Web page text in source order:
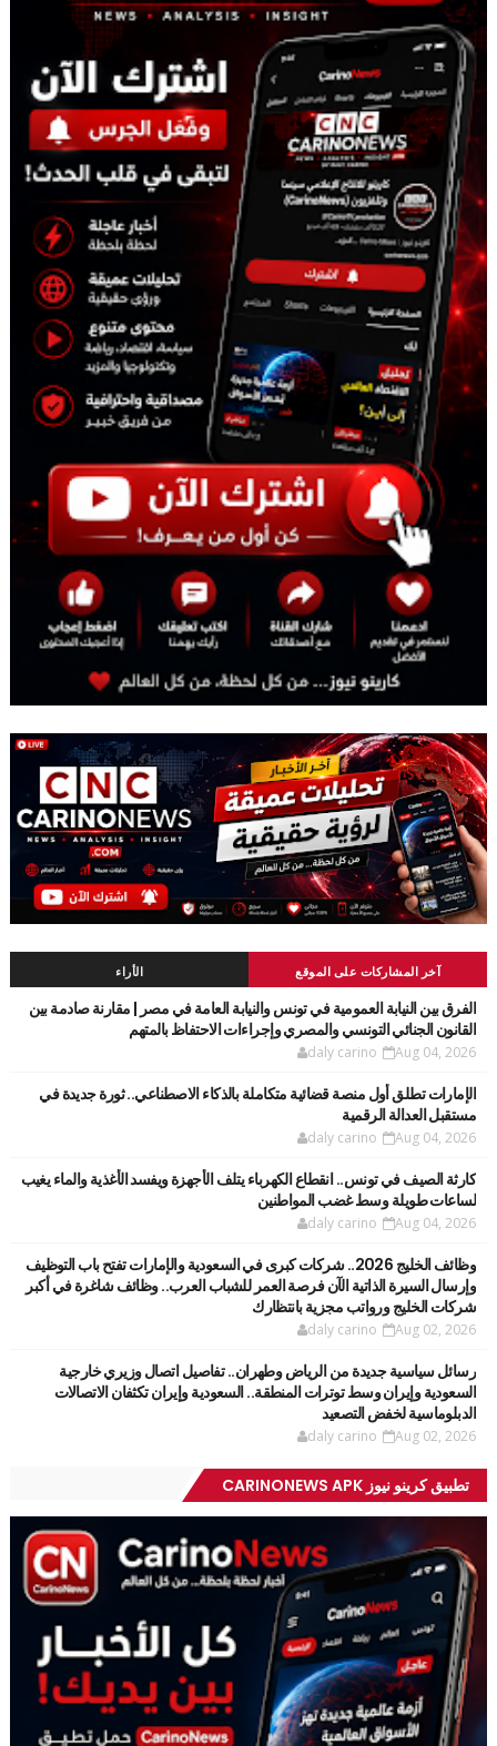
آخر المشاركات على الموقع الأراء
الفرق بين النيابة العمومية في تونس والنيابة العامة في مصر | مقارنة صادمة بين
القانون الجنائي التونسي والمصري وإجراءات الاحتفاظ بالمتهم
daly carino Aug 04, 2026
الإمارات تطلق أول منصة قضائية متكاملة بالذكاء الاصطناعي.. ثورة جديدة في
مستقبل العدالة الرقمية
daly carino Aug 04, 2026
كارثة الصيف في تونس.. انقطاع الكهرباء يتلف الأجهزة ويفسد الأغذية والماء يغيب
لساعات طويلة وسط غضب المواطنين
daly carino Aug 04, 2026
وظائف الخليج 2026.. شركات كبرى في السعودية والإمارات تفتح باب التوظيف
وإرسال السيرة الذاتية الآن فرصة العمر للشباب العرب.. وظائف شاغرة في أكبر
شركات الخليج ورواتب مجزية بانتظارك
daly carino Aug 02, 2026
رسائل سياسية جديدة من الرياض وطهران.. تفاصيل اتصال وزيري خارجية
السعودية وإيران وسط توترات المنطقة.. السعودية وإيران تكثفان الاتصالات
الدبلوماسية لخفض التصعيد
daly carino Aug 02, 2026
تطبيق كرينو نيوز CARINONEWS APK